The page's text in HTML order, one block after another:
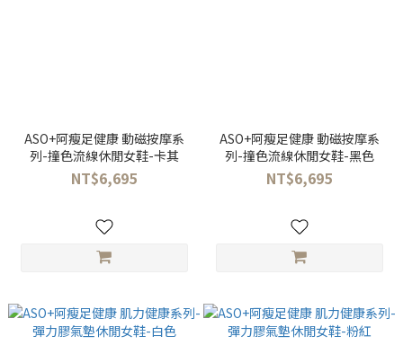
ASO+阿瘦足健康 動磁按摩系
列-撞色流線休閒女鞋-卡其
NT$6,695
ASO+阿瘦足健康 動磁按摩系
列-撞色流線休閒女鞋-黑色
NT$6,695